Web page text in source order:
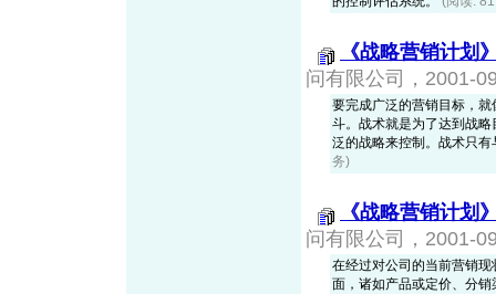
《战略营销计划
问有限公司，2001-
要完成广泛的营销目标，
斗。战术就是为了达到战
泛的战略来控制。战术只
务)
《战略营销计划
问有限公司，2001-
在经过对公司的当前营销
面，诸如产品或定价、分